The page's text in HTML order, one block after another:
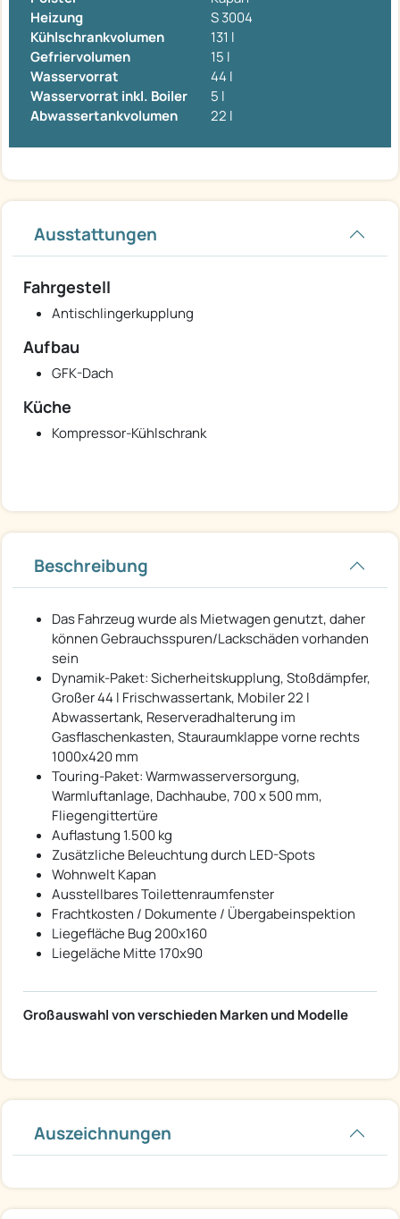
Heizung
S 3004
Kühlschrankvolumen
131 l
Gefriervolumen
15 l
Wasservorrat
44 l
Wasservorrat inkl. Boiler
5 l
Abwassertankvolumen
22 l
Ausstattungen
Fahrgestell
Antischlingerkupplung
Aufbau
GFK-Dach
Küche
Kompressor-Kühlschrank
Beschreibung
Das Fahrzeug wurde als Mietwagen genutzt, daher
können Gebrauchsspuren/Lackschäden vorhanden
sein
Dynamik-Paket: Sicherheitskupplung, Stoßdämpfer,
Großer 44 l Frischwassertank, Mobiler 22 l
Abwassertank, Reserveradhalterung im
Gasflaschenkasten, Stauraumklappe vorne rechts
1000x420 mm
Touring-Paket: Warmwasserversorgung,
Warmluftanlage, Dachhaube, 700 x 500 mm,
Fliegengittertüre
Auflastung 1.500 kg
Zusätzliche Beleuchtung durch LED-Spots
Wohnwelt Kapan
Ausstellbares Toilettenraumfenster
Frachtkosten / Dokumente / Übergabeinspektion
Liegefläche Bug 200x160
Liegeläche Mitte 170x90
​​​Großauswahl von verschieden Marken und Modelle
Auszeichnungen